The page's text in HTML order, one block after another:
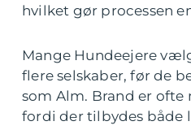
hvilket gør processen
Mange Hundeejere
flere selskaber, før de
som Alm. Brand er ofte
fordi der tilbydes både